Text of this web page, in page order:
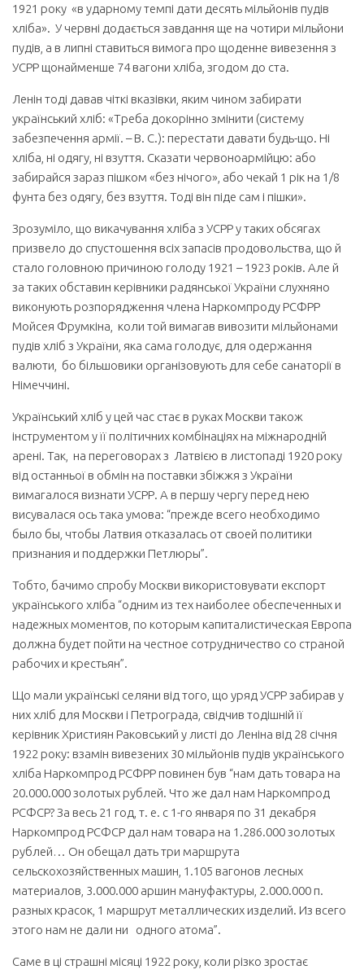
1921 року «в ударному темпі дати десять мільйонів пудів
хліба». У червні додається завдання ще на чотири мільйони
пудів, а в липні ставиться вимога про щоденне вивезення з
УСРР щонайменше 74 вагони хліба, згодом до ста.
Ленін тоді давав чіткі вказівки, яким чином забирати
український хліб: «Треба докорінно змінити (систему
забезпечення армії. – В. С.): перестати давати будь-що. Ні
хліба, ні одягу, ні взуття. Сказати червоноармійцю: або
забирайся зараз пішком «без нічого», або чекай 1 рік на 1/8
фунта без одягу, без взуття. Тоді він піде сам і пішки».
Зрозуміло, що викачування хліба з УСРР у таких обсягах
призвело до спустошення всіх запасів продовольства, що й
стало головною причиною голоду 1921 – 1923 років. Але й
за таких обставин керівники радянської України слухняно
виконують розпорядження члена Наркомпроду РСФРР
Мойсея Фрумкіна, коли той вимагав вивозити мільйонами
пудів хліб з України, яка сама голодує, для одержання
валюти, бо більшовики організовують для себе санаторії в
Німеччині.
Український хліб у цей час стає в руках Москви також
інструментом у її політичних комбінаціях на міжнародній
арені. Так, на переговорах з Латвією в листопаді 1920 року
від останньої в обмін на поставки збіжжя з України
вимагалося визнати УСРР. А в першу чергу перед нею
висувалася ось така умова: “прежде всего необходимо
было бы, чтобы Латвия отказалась от своей политики
признания и поддержки Петлюры”.
Тобто, бачимо спробу Москви використовувати експорт
українського хліба “одним из тех наиболее обеспеченных и
надежных моментов, по которым капиталистическая Европа
должна будет пойти на честное сотрудничество со страной
рабочих и крестьян”.
Що мали українські селяни від того, що уряд УСРР забирав у
них хліб для Москви і Петрограда, свідчив тодішній її
керівник Християн Раковський у листі до Леніна від 28 січня
1922 року: взамін вивезених 30 мільйонів пудів українського
хліба Наркомпрод РСФРР повинен був “нам дать товара на
20.000.000 золотых рублей. Что же дал нам Наркомпрод
РСФСР? За весь 21 год, т. е. с 1-го января по 31 декабря
Наркомпрод РСФСР дал нам товара на 1.286.000 золотых
рублей… Он обещал дать три маршрута
сельскохозяйственных машин, 1.105 вагонов лесных
материалов, 3.000.000 аршин мануфактуры, 2.000.000 п.
разных красок, 1 маршрут металлических изделий. Из всего
этого нам не дали ни одного атома”.
Саме в ці страшні місяці 1922 року, коли різко зростає